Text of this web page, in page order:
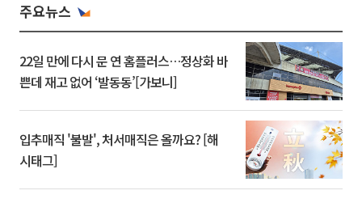
주요뉴스
22일 만에 다시 문 연 홈플러스…정상화 바
쁜데 재고 없어 ‘발동동’[가보니]
입추매직 '불발', 처서매직은 올까요? [해
시태그]